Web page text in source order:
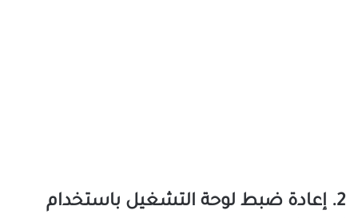
2. إعادة ضبط لوحة التشغيل باستخدام